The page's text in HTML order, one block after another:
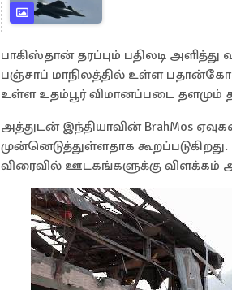
பாகிஸ்தான் தரப்பும் பதிலடி
பஞ்சாப் மாநிலத்தில் உள்ள
உள்ள உதம்பூர் விமானப்படை தளமும்
அத்துடன் இந்தியாவின் BrahMos
முன்னெடுத்துள்ளதாக
விரைவில் ஊடகங்களுக்கு விளக்கம்